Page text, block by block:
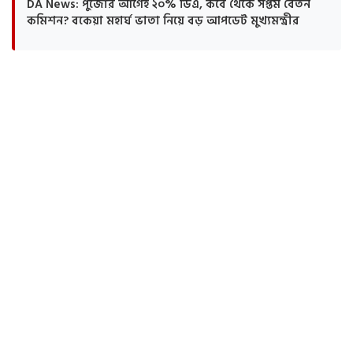
DA News: পুজোর আগেই ২০% ডিএ, কবে থেকে সপ্তম বেতন
কমিশন? বকেয়া মহার্ঘ ভাতা নিয়ে বড় আপডেট মুখ্যমন্ত্রীর